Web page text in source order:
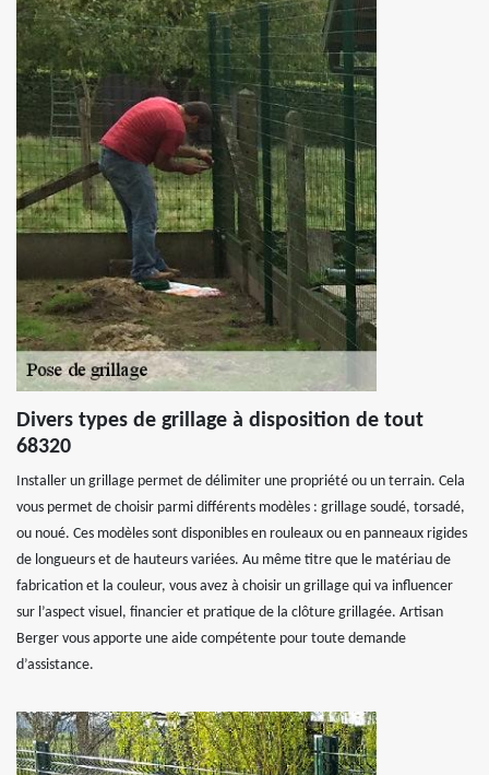
Divers types de grillage à disposition de tout
68320
Installer un grillage permet de délimiter une propriété ou un terrain. Cela
vous permet de choisir parmi différents modèles : grillage soudé, torsadé,
ou noué. Ces modèles sont disponibles en rouleaux ou en panneaux rigides
de longueurs et de hauteurs variées. Au même titre que le matériau de
fabrication et la couleur, vous avez à choisir un grillage qui va influencer
sur l’aspect visuel, financier et pratique de la clôture grillagée. Artisan
Berger vous apporte une aide compétente pour toute demande
d’assistance.